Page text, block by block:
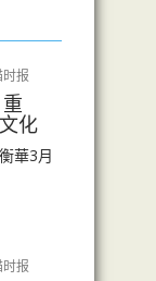
时报
化
華3月
时报